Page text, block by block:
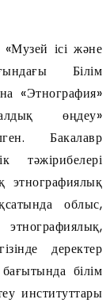
ісі және
Білім
«Этнография»
өңдеу»
Бакалавр
тәжірибелері
этнографиялық
облыс,
деректер
білім
институттары